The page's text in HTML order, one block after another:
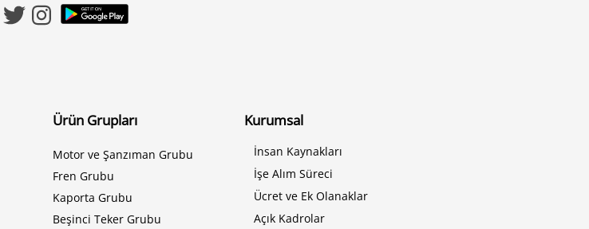
Ürün Grupları
Motor ve Şanzıman Grubu
Fren Grubu
Kaporta Grubu
Beşinci Teker Grubu
Kurumsal
İnsan Kaynakları
İşe Alım Süreci
Ücret ve Ek Olanaklar
Açık Kadrolar